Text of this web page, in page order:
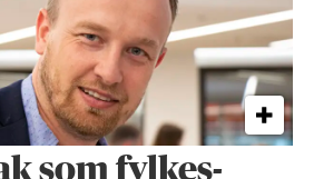
som fylkes­